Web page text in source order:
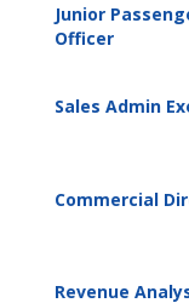
Junior
Officer
Sales Admin
Commercial
Revenue